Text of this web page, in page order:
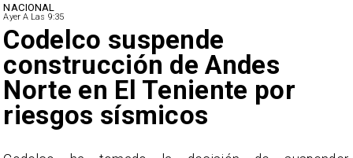
NACIONAL
Ayer A Las 9:35
Lluvias históricas en Chile:
ciudades alcanzan máximos
nunca vistos